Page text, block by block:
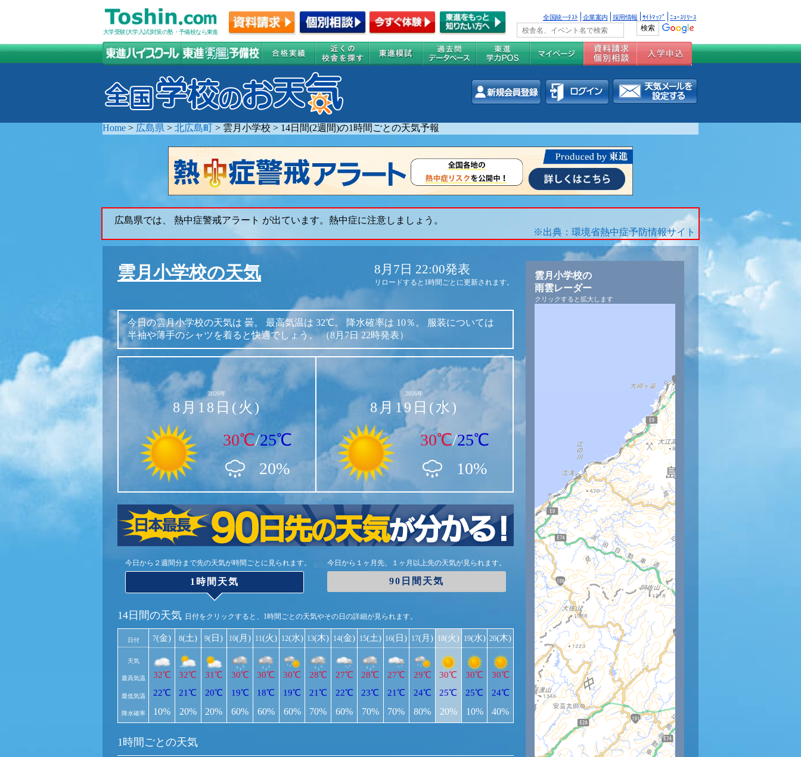
大学受験(大学入試)対策の塾・予備校なら東進
全国統一ﾃｽﾄ 企業案内 採用情報 ｻｲﾄﾏｯﾌﾟ ﾆｭｰｽﾘﾘｰｽ
Home > 広島県 > 北広島町 > 雲月小学校 > 14日間(2週間)の1時間ごとの天気予報
広島県では、 熱中症警戒アラート が出ています。熱中症に注意しましょう。
※出典：環境省熱中症予防情報サイト
雲月小学校の天気 8月7日 22:00発表
リロードすると1時間ごとに更新されます。
今日の雲月小学校の天気は 曇。 最高気温は 32℃。 降水確率は 10％。
服装については
半袖や薄手のシャツを着ると快適でしょう。（8月7日 22時発表）
2026年
8月18日(火)
30℃/25℃
20%
2026年
8月19日(水)
30℃/25℃
10%
今日から２週間分まで先の天気が時間ごとに見られます。
1時間天気
今日から１ヶ月先、１ヶ月以上先の天気が見られます。
90日間天気
14日間の天気 日付をクリックすると、1時間ごとの天気やその日の詳細が見られます。
日付
天気
最高気温
最低気温
降水確率
7(金)
32℃
22℃
10%
8(土)
32℃
21℃
20%
9(日)
31℃
20℃
20%
10(月)
30℃
19℃
60%
11(火)
30℃
18℃
60%
12(水)
30℃
19℃
60%
13(木)
28℃
21℃
70%
14(金)
27℃
22℃
60%
15(土)
28℃
23℃
70%
16(日)
27℃
21℃
70%
17(月)
29℃
24℃
80%
18(火)
30℃
25℃
20%
19(水)
30℃
25℃
10%
20(木)
30℃
24℃
40%
1時間ごとの天気
雲月小学校の
雨雲レーダー
クリックすると拡大します